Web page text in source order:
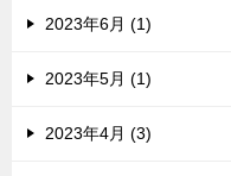
2023年6月 (1)
2023年5月 (1)
2023年4月 (3)